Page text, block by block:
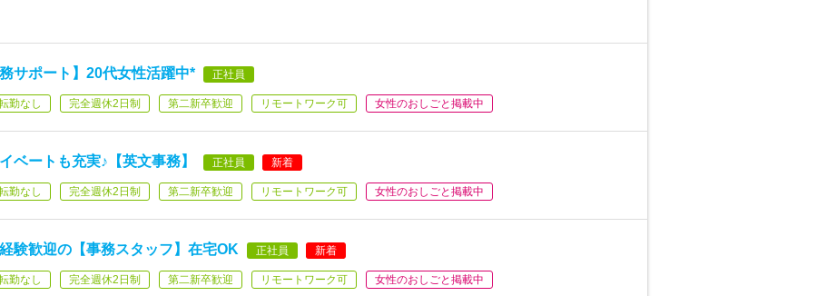
サポート】20代女性活躍中* 正社員
勤なし 完全週休2日制 第二新卒歓迎 リモートワーク可 女性のおしごと掲載中
ベートも充実♪【英文事務】 正社員 新着
勤なし 完全週休2日制 第二新卒歓迎 リモートワーク可 女性のおしごと掲載中
験歓迎の【事務スタッフ】在宅OK 正社員 新着
勤なし 完全週休2日制 第二新卒歓迎 リモートワーク可 女性のおしごと掲載中